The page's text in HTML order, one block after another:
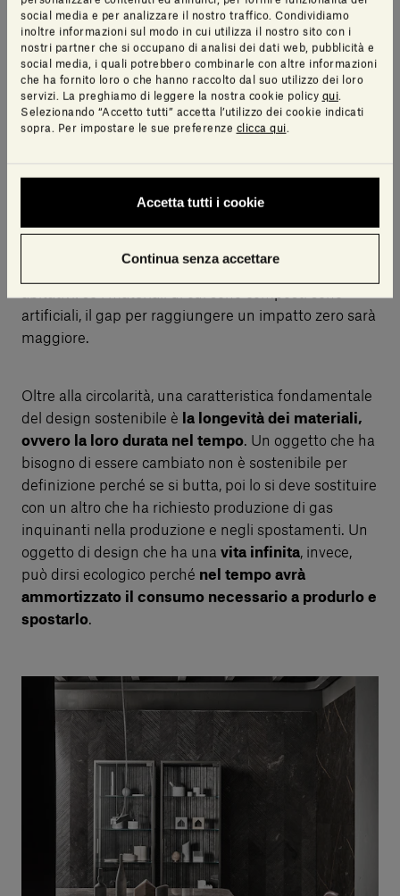
social media e per analizzare il nostro traffico. Condividiamo
inoltre informazioni sul modo in cui utilizza il nostro sito con i
nostri partner che si occupano di analisi dei dati web, pubblicità e
social media, i quali potrebbero combinarle con altre informazioni
che ha fornito loro o che hanno raccolto dal suo utilizzo dei loro
servizi. La preghiamo di leggere la nostra cookie policy qui
Selezionando “Accetto tutti” accetta l’utilizzo dei cookie indicati
sopra. Per impostare le sue preferenze clicca qui
Accetta tutti i cookie
Continua senza accettare
sostenibile
Come rendere un progetto di interior design
sostenibile? Attraverso le scelte, prima di tutto.
Ogni azienda ha il suo modo di intendere la
ogni realtà opera, su che processi utilizza e sulle
normative del luogo in cui è localizzata. Sul tema
dovrebbero essere particolarmente sensibili le realtà
artificiali, il gap per raggiungere un impatto zero sarà
maggiore.
Oltre alla circolarità, una caratteristica fondamentale
del design sostenibile è
la longevità dei materiali,
ovvero la loro durata nel tempo. Un oggetto che ha
bisogno di essere cambiato non è sostenibile per
definizione perché se si butta, poi lo si deve sostituire
con un altro che ha richiesto produzione di gas
inquinanti nella produzione e negli spostamenti. Un
oggetto di design che ha una vita infinita, invece,
può dirsi ecologico perché nel tempo avrà
ammortizzato il consumo necessario a produrlo e
spostarlo.